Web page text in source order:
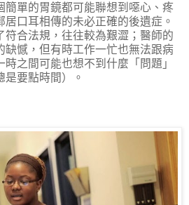
簡單的胃鏡都可能聯想到噁心、疼
口耳相傳的未必正確的後遺症。
符合法規，往往較為艱澀；醫師的
缺憾，但有時工作一忙也無法跟病
之間可能也想不到什麼「問題」
是要點時間）。